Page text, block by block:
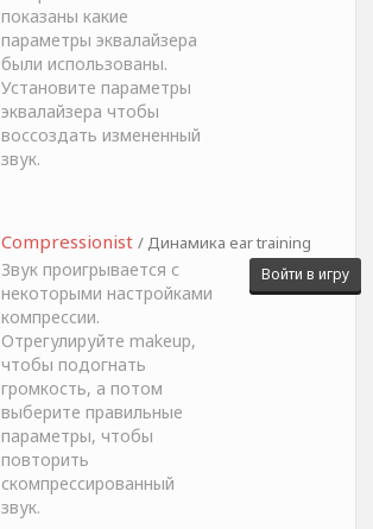
показаны какие
параметры эквалайзера
были использованы.
Установите параметры
эквалайзера чтобы
воссоздать измененный
звук.
Compressionist / Динамика ear training
Звук проигрывается с
некоторыми настройками
компрессии.
Отрегулируйте makeup,
чтобы подогнать
громкость, а потом
выберите правильные
параметры, чтобы
повторить
скомпрессированный
звук.
Войти в игру